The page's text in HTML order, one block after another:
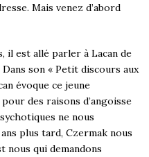
Mais venez d’abord
il est allé parler à Lacan de
son « Petit discours aux
évoque ce jeune
des raisons d’angoisse
ne nous
plus tard, Czermak nous
nous qui demandons